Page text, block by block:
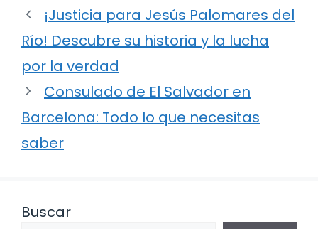
¡Justicia para Jesús Palomares del
Río! Descubre su historia y la lucha
por la verdad
Consulado de El Salvador en
Barcelona: Todo lo que necesitas
saber
Buscar